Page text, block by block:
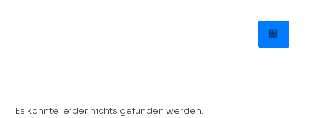
Es konnte leider nichts gefunden werden.